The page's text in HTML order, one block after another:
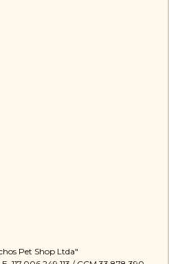
Pet Shop Ltda"